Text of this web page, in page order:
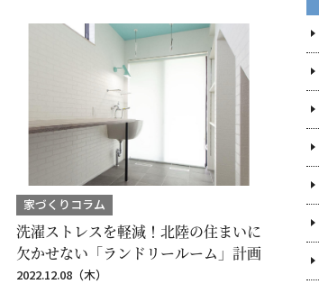
家づくりコラム
洗濯ストレスを軽減！北陸の住まいに
欠かせない「ランドリールーム」計画
2022.12.08（木）